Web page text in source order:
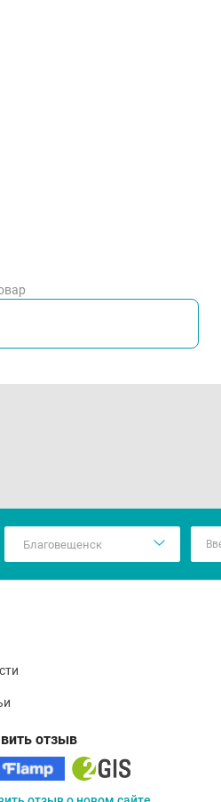
нанести на влажную кожу,
отзыв